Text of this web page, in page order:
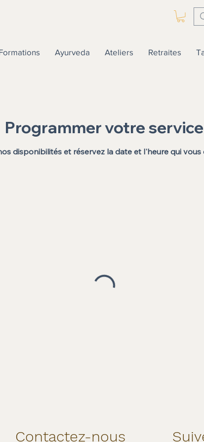
Ayurveda Ateliers Retraites
Programmer votre service
disponibilités et réservez la date et l'heure qui vous
Contactez-nous